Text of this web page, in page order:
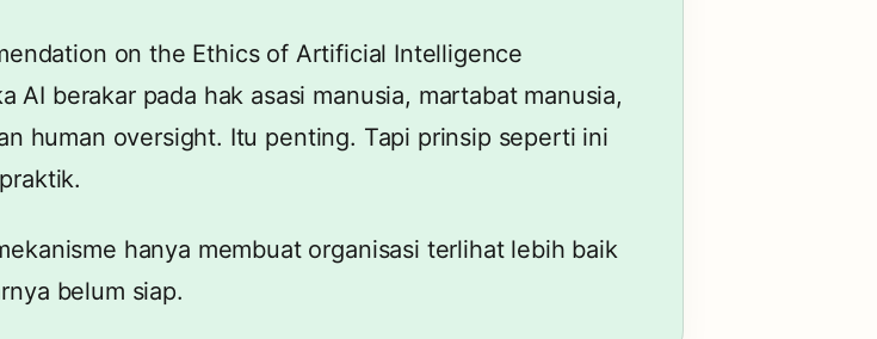
on the Ethics of Artificial Intelligence
AI berakar pada hak asasi manusia, martabat manusia,
human oversight. Itu penting. Tapi prinsip seperti ini
hanya membuat organisasi terlihat lebih baik
belum siap.